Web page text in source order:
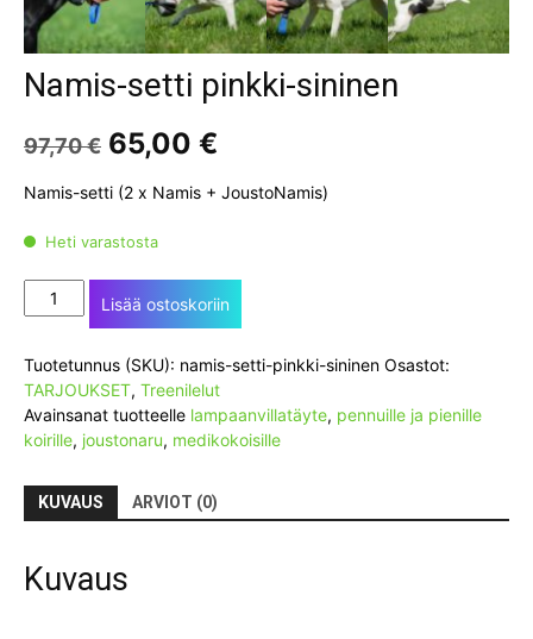
Namis-setti pinkki-sininen
97,70€ Alkuperäinen
hinta
oli:
65,00 €
on:
Namis-setti (2 x Namis + JoustoNamis)
Heti varastosta
Namis-
setti
sininen
määrä
Lisää ostoskoriin
Tuotetunnus (SKU): namis-setti-pinkki-sininen Osastot:
TARJOUKSET, Treenilelut
Avainsanat tuotteelle lampaanvillatäyte, pennuille ja pienille
koirille, joustonaru, medikokoisille
KUVAUS ARVIOT (0)
Kuvaus